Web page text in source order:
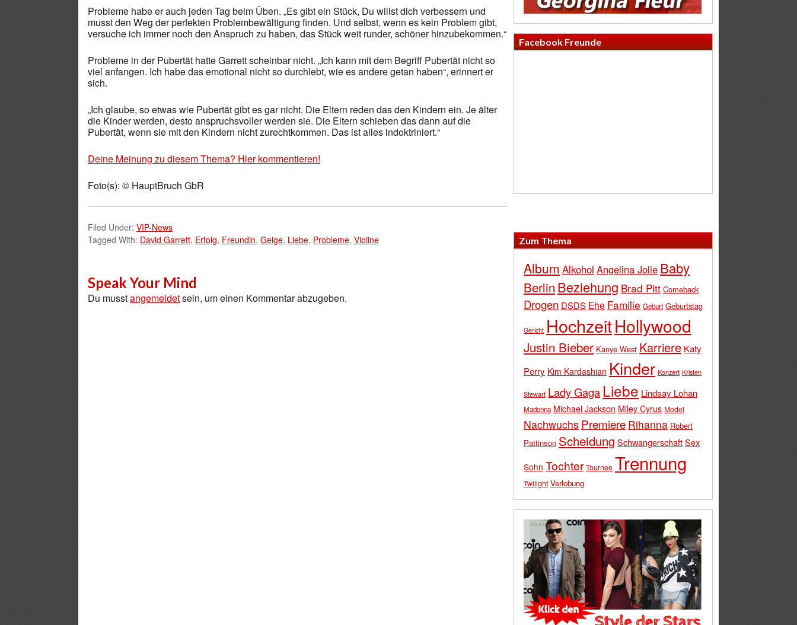
Probleme habe er auch jeden Tag beim Üben. „Es gibt ein Stück, Du willst dich verbessern und
musst den Weg der perfekten Problembewältigung finden. Und selbst, wenn es kein Problem gibt,
versuche ich immer noch den Anspruch zu haben, das Stück weit runder, schöner hinzubekommen.“
Probleme in der Pubertät hatte Garrett scheinbar nicht. „Ich kann mit dem Begriff Pubertät nicht so
viel anfangen. Ich habe das emotional nicht so durchlebt, wie es andere getan haben“, erinnert er
sich.
„Ich glaube, so etwas wie Pubertät gibt es gar nicht. Die Eltern reden das den Kindern ein. Je älter
die Kinder werden, desto anspruchsvoller werden sie. Die Eltern schieben das dann auf die
Pubertät, wenn sie mit den Kindern nicht zurechtkommen. Das ist alles indoktriniert.“
Deine Meinung zu diesem Thema? Hier kommentieren!
Foto(s): © HauptBruch GbR
Filed Under: VIP-News
Tagged With: David Garrett, Erfolg, Freundin, Geige, Liebe, Probleme, Violine
Speak Your Mind
Du musstangemeldetsein, um einen Kommentar abzugeben.
Facebook Freunde
Zum Thema
Album Alkohol Angelina Jolie Baby
Berlin Beziehung Brad Pitt Comeback
Drogen DSDS Ehe Familie Geburt Geburtstag
Gericht HochzeitHollywood
Justin Bieber Kanye West Karriere Katy
Perry Kim Kardashian Kinder Konzert Kristen
Stewart Lady Gaga Liebe Lindsay Lohan
Madonna Michael Jackson Miley Cyrus Model
Nachwuchs Premiere Rihanna Robert
Pattinson Scheidung SchwangerschaftSex
Sohn Tochter Tournee Trennung
Twilight Verlobung